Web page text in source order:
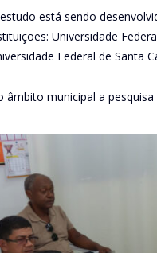
está sendo
Universidade
Federal de Santa
âmbito municipal a